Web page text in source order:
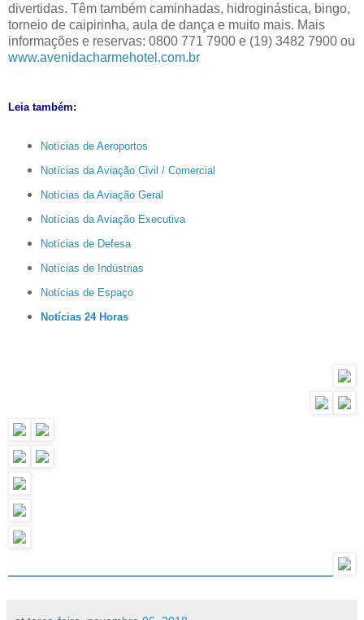
divertidas. Têm também caminhadas, hidroginástica, bingo,
torneio de caipirinha, aula de dança e muito mais. Mais
informações e reservas: 0800 771 7900 e (19) 3482 7900 ou
www.avenidacharmehotel.com.br
Leia também:
Notícias de Aeroportos
Notícias da Aviação Civil / Comercial
Notícias da Aviação Geral
Notícias da Aviação Executiva
Notícias de Defesa
Notícias de Indústrias
Notícias de Espaço
Notícias 24 Horas